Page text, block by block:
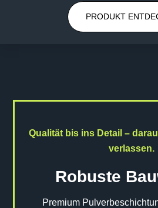
PRODUKT
Qualität bis ins Detail –
verlassen.
Robuste
Premium